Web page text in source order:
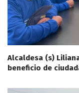
Alcaldesa (s)
beneficio de